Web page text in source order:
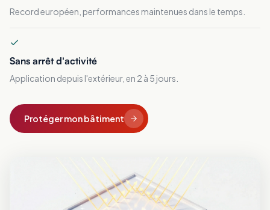
Record européen, performances maintenues dans le temps.
Sans arrêt d'activité
Application depuis l'extérieur, en 2 à 5 jours.
Protéger mon bâtiment